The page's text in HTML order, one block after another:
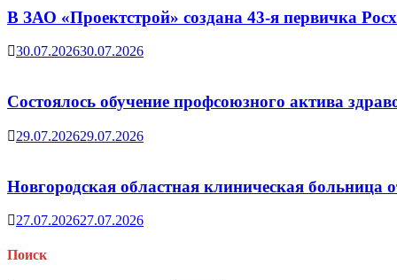
В ЗАО «Проектстрой» создана 43-я первичка
30.07.202630.07.2026
Состоялось обучение профсоюзного актива
29.07.202629.07.2026
Новгородская областная клиническая больница
27.07.202627.07.2026
Поиск